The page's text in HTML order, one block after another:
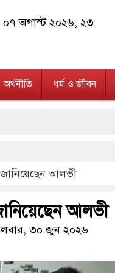
০৭ অগাস্ট ২০২৬, ২৩
অর্থনীতি ধর্ম ও জীবন
দুই মাদক কারবারি
‘আজহার খান’
জানিয়েছেন আলভী
আলভী
৩০ জুন ২০২৬